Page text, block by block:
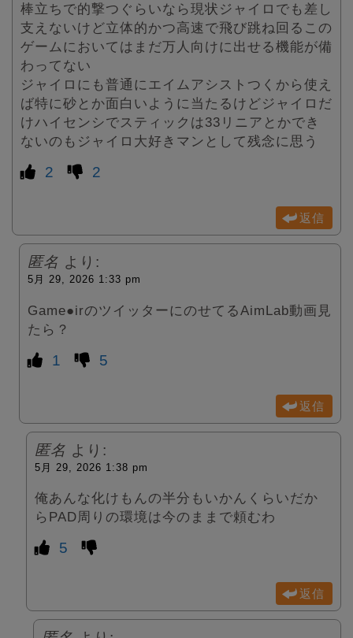
棒立ちで的撃つぐらいなら現状ジャイロでも差し
支えないけど立体的かつ高速で飛び跳ね回るこの
ゲームにおいてはまだ万人向けに出せる機能が備
わってない
ジャイロにも普通にエイムアシストつくから使え
ば特に砂とか面白いように当たるけどジャイロだ
けハイセンシでスティックは33リニアとかでき
ないのもジャイロ大好きマンとして残念に思う
2 2
返信
匿名 より:
5月 29, 2026 1:33 pm
Game●irのツイッターにのせてるAimLab動画見
たら？
1 5
返信
匿名 より:
5月 29, 2026 1:38 pm
俺あんな化けもんの半分もいかんくらいだか
らPAD周りの環境は今のままで頼むわ
5
返信